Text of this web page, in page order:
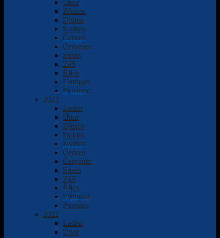
Únor
Březen
Duben
Květen
Červen
Červenec
Srpen
Září
Říjen
Listopad
Prosinec
2023
Leden
Únor
Březen
Duben
Květen
Červen
Červenec
Srpen
Září
Říjen
Listopad
Prosinec
2022
Leden
Únor